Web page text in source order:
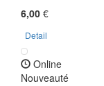
6,00 €
Detail
Online
Nouveauté